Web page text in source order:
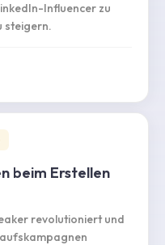
Influencer zu
steigern.
beim Erstellen
revolutioniert und